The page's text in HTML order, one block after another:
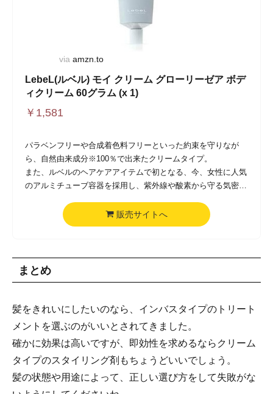
via amzn.to
LebeL(ルベル) モイ クリーム グローリーゼア ボデ
ィクリーム 60グラム (x 1)
￥ 1,581
パラベンフリーや合成着色料フリーといった約束を守りなが
ら、自然由来成分※100％で出来たクリームタイプ。
また、ルベルのヘアケアアイテムで初となる、今、女性に人気
のアルミチューブ容器を採用し、紫外線や酸素から守る気密性
モイシリーズの中でも、よりヘルシーなツヤでまとめたい方へ
オススメの商品となる。
販売サイトへ
まとめ
髪をきれいにしたいのなら、インバスタイプのトリート
メントを選ぶのがいいとされてきました。
確かに効果は高いですが、即効性を求めるならクリーム
タイプのスタイリング剤もちょうどいいでしょう。
髪の状態や用途によって、正しい選び方をして失敗がな